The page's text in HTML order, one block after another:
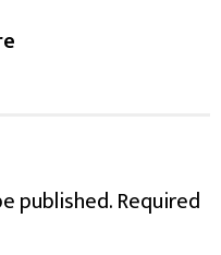
published.Required